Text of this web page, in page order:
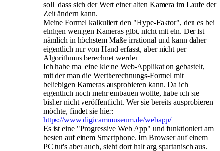
soll, dass sich der Wert einer alten Kamera im Laufe der
Zeit ändern kann.
Meine Formel kalkuliert den "Hype-Faktor", den es bei
einigen wenigen Kameras gibt, nicht mit ein. Der ist
nämlich in höchstem Maße irrational und kann daher
eigentlich nur von Hand erfasst, aber nicht per
Algorithmus berechnet werden.
Ich habe mal eine kleine Web-Applikation gebastelt,
mit der man die Wertberechnungs-Formel mit
beliebigen Kameras ausprobieren kann. Da ich
eigentlich noch mehr einbauen wollte, habe ich sie
bisher nicht veröffentlicht. Wer sie bereits ausprobieren
möchte, findet sie hier:
https://www.digicammuseum.de/webapp/
Es ist eine "Progressive Web App" und funktioniert am
besten auf einem Smartphone. Im Browser auf einem
PC tut's aber auch, sieht dort halt arg spartanisch aus.